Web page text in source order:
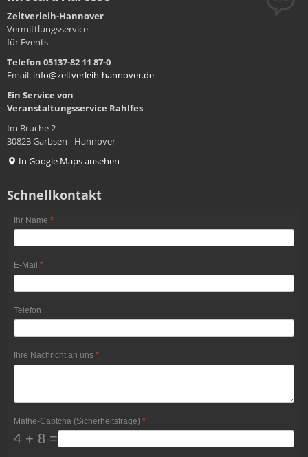
Zeltverleih-Hannover
Vermittlungsservice
für Events
Telefon 05137-82 11 87-0
Email: info@zeltverleih-hannover.de
Ein Service von
Veranstaltungsservice Rahlfes
Im Bruche 2
30823 Garbsen - Hannover
In Google Maps ansehen
Schnellkontakt
Ihr Name *
E-Mail *
Telefon
Ihre Nachricht an uns *
Mathe-Captcha (Sicherheitsfrage) *
4 + 8 =